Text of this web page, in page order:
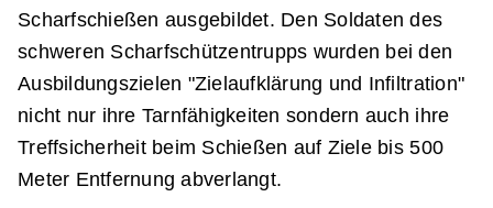
Scharfschießen ausgebildet. Den Soldaten des
schweren Scharfschützentrupps wurden bei den
Ausbildungszielen "Zielaufklärung und Infiltration"
nicht nur ihre Tarnfähigkeiten sondern auch ihre
Treffsicherheit beim Schießen auf Ziele bis 500
Meter Entfernung abverlangt.